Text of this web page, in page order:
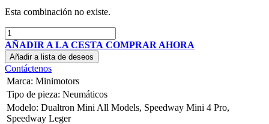
Esta combinación no existe.
AÑADIR A LA CESTA COMPRAR AHORA
Añadir a lista de deseos
Contáctenos
Marca: Minimotors
Tipo de pieza: Neumáticos
Modelo: Dualtron Mini All Models, Speedway Mini 4 Pro,
Speedway Leger